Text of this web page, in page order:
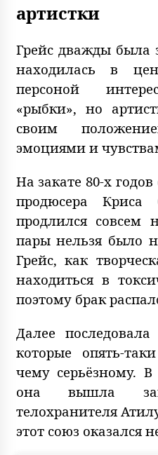
артистки
Грейс дважды была
находилась в
персоной
«рыбки», но
своим
эмоциями и
На закате 80-х
продюсера Криса
продлился совсем
пары нельзя было
Грейс, как
находиться в
поэтому брак
Далее
которые опять-
чему серьёзному. В
она вышла
телохранителя
этот союз оказался